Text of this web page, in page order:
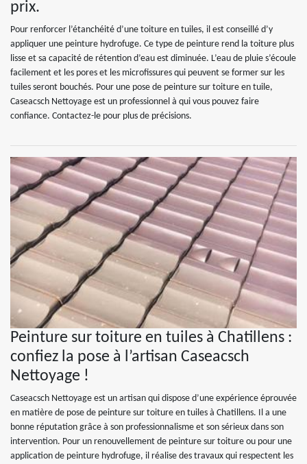
prix.
Pour renforcer l’étanchéité d’une toiture en tuiles, il est conseillé d’y
appliquer une peinture hydrofuge. Ce type de peinture rend la toiture plus
lisse et sa capacité de rétention d’eau est diminuée. L’eau de pluie s’écoule
facilement et les pores et les microfissures qui peuvent se former sur les
tuiles seront bouchés. Pour une pose de peinture sur toiture en tuile,
Caseacsch Nettoyage est un professionnel à qui vous pouvez faire
confiance. Contactez-le pour plus de précisions.
Peinture sur toiture en tuiles à Chatillens :
confiez la pose à l’artisan Caseacsch
Nettoyage !
Caseacsch Nettoyage est un artisan qui dispose d’une expérience éprouvée
en matière de pose de peinture sur toiture en tuiles à Chatillens. Il a une
bonne réputation grâce à son professionnalisme et son sérieux dans son
intervention. Pour un renouvellement de peinture sur toiture ou pour une
application de peinture hydrofuge, il réalise des travaux qui respectent les